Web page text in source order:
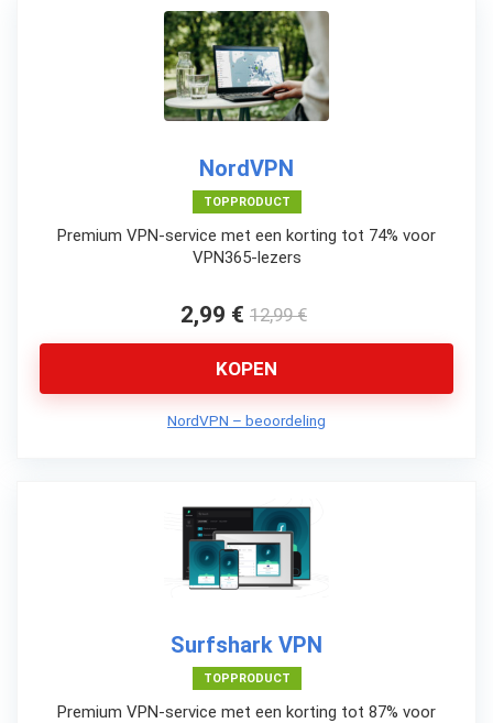
NordVPN
TOPPRODUCT
Premium VPN-service met een korting tot 74% voor
VPN365-lezers
2,99 € 12,99 €
KOPEN
NordVPN – beoordeling
Surfshark VPN
TOPPRODUCT
Premium VPN-service met een korting tot 87% voor